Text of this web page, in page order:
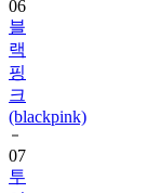
랙
핑
크
(blackpink)
07
투
어
스